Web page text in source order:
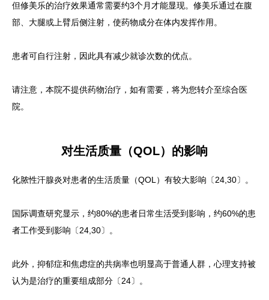
但修美乐的治疗效果通常需要约3个月才能显现。修美乐通过在腹
部、大腿或上臂后侧注射，使药物成分在体内发挥作用。
患者可自行注射，因此具有减少就诊次数的优点。
请注意，本院不提供药物治疗，如有需要，将为您转介至综合医
院。
对生活质量（QOL）的影响
化脓性汗腺炎对患者的生活质量（QOL）有较大影响〔24,30〕。
国际调查研究显示，约80%的患者日常生活受到影响，约60%的患
者工作受到影响〔24,30〕。
此外，抑郁症和焦虑症的共病率也明显高于普通人群，心理支持被
认为是治疗的重要组成部分〔24〕。